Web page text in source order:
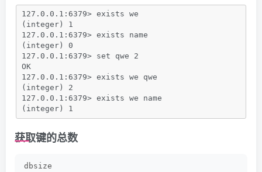
127.0.0.1:6379> exists we
(integer) 1
127.0.0.1:6379> exists name
(integer) 0
127.0.0.1:6379> set qwe 2
OK
127.0.0.1:6379> exists we qwe
(integer) 2
127.0.0.1:6379> exists we name
(integer) 1
获取键的总数
dbsize